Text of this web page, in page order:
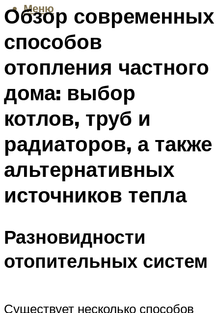
Меню
Обзор современных
способов
отопления частного
дома: выбор
котлов, труб и
радиаторов, а также
альтернативных
источников тепла
Разновидности
отопительных систем
Существует несколько способов